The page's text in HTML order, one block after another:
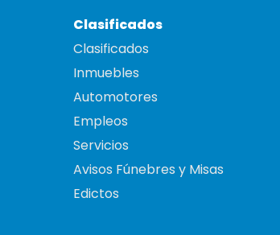
Clasificados
Clasificados
Inmuebles
Automotores
Empleos
Servicios
Avisos Fúnebres y Misas
Edictos